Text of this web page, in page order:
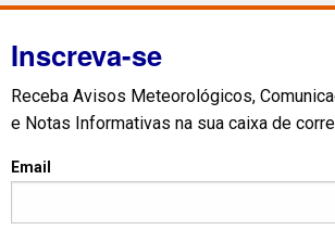
Inscreva-se
Receba Avisos Meteorológicos,
e Notas Informativas na sua caixa de
Email